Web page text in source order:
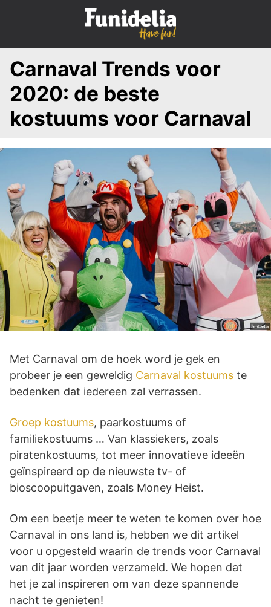
p
e
Carnaval Trends voor
2020: de beste
kostuums voor Carnaval
Met Carnaval om de hoek word je gek en
probeer je een geweldig Carnaval kostuums te
bedenken dat iedereen zal verrassen.
Groep kostuums, paarkostuums of
familiekostuums … Van klassiekers, zoals
piratenkostuums, tot meer innovatieve ideeën
geïnspireerd op de nieuwste tv- of
bioscoopuitgaven, zoals Money Heist.
Om een beetje meer te weten te komen over hoe
Carnaval in ons land is, hebben we dit artikel
voor u opgesteld waarin de trends voor Carnaval
van dit jaar worden verzameld. We hopen dat
het je zal inspireren om van deze spannende
nacht te genieten!